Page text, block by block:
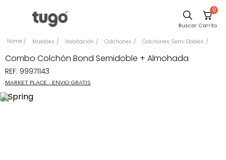
0
Muebles Habitación Colchones Colchones Semi Dobles
Combo Colchón Bond Semidoble + Almohada
REF: 99971143
MARKET PLACE - ENVIO GRATIS
Comedor
Escritorio